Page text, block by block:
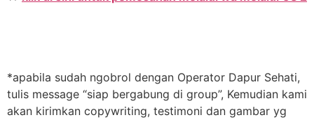
*apabila sudah ngobrol dengan Operator Dapur Sehati,
tulis message “siap bergabung di group”, Kemudian kami
akan kirimkan copywriting, testimoni dan gambar yg